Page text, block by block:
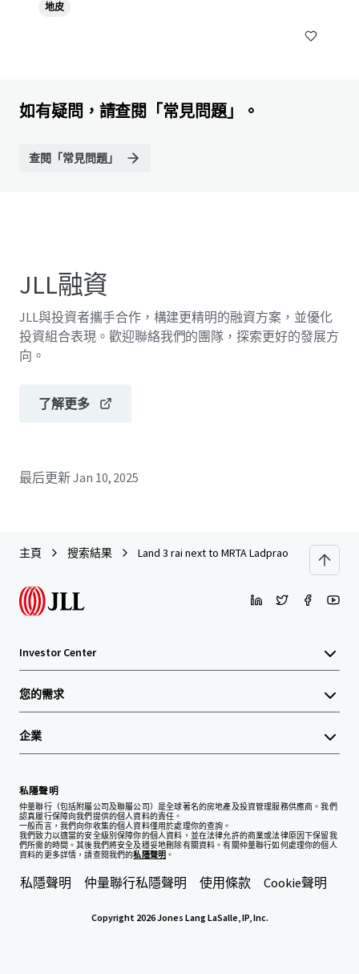
地皮
如有疑問，請查閱「常見問題」。
查閱「常見問題」
JLL融資
JLL與投資者攜手合作，構建更精明的融資方案，並優化
投資組合表現。歡迎聯絡我們的團隊，探索更好的發展方
向。
了解更多
最后更新Jan 10, 2025
主頁 搜索結果 Land 3 rai next to MRTA Ladprao 71 Station
Investor Center
您的需求
企業
私隱聲明
仲量聯行（包括附屬公司及聯屬公司）是全球著名的房地產及投資管理服務供應商。我們
認真履行保障向我們提供的個人資料的責任。
一般而言，我們向你收集的個人資料僅用於處理你的查詢。
我們致力以適當的安全級別保障你的個人資料，並在法律允許的商業或法律原因下保留我
們所需的時間。其後我們將安全及穩妥地刪除有關資料。有關仲量聯行如何處理你的個人
資料的更多詳情，請查閱我們的私隱聲明 。
私隱聲明 仲量聯行私隱聲明 使用條款 Cookie聲明
Copyright 2026 Jones Lang LaSalle, IP, Inc.